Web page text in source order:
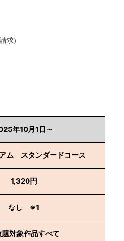
求）
年10月1日～
ム スタンダードコース
1,320円
なし ※1
題対象作品すべて